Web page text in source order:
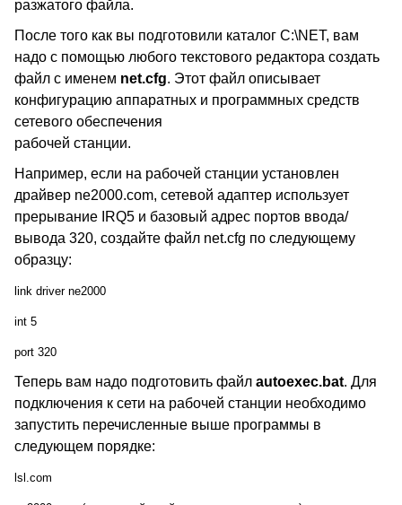
разжатого файла.
После того как вы подготовили каталог C:\NET, вам
надо с помощью любого текстового редактора создать
файл с именем net.cfg. Этот файл описывает
конфигурацию аппаратных и программных средств
сетевого обеспечения
рабочей станции.
Например, если на рабочей станции установлен
драйвер ne2000.com, сетевой адаптер использует
прерывание IRQ5 и базовый адрес портов ввода/
вывода 320, создайте файл net.cfg по следующему
образцу:
link driver ne2000
int 5
port 320
Теперь вам надо подготовить файл autoexec.bat. Для
подключения к сети на рабочей станции необходимо
запустить перечисленные выше программы в
следующем порядке:
lsl.com